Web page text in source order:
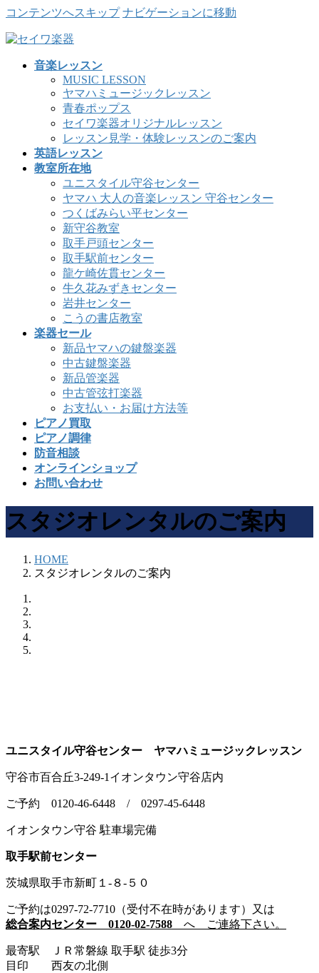
コンテンツへスキップ ナビゲーションに移動
音楽レッスン
MUSIC LESSON
ヤマハミュージックレッスン
青春ポップス
セイワ楽器オリジナルレッスン
レッスン見学・体験レッスンのご案内
英語レッスン
教室所在地
ユニスタイル守谷センター
ヤマハ 大人の音楽レッスン 守谷センター
つくばみらい平センター
新守谷教室
取手戸頭センター
取手駅前センター
龍ケ崎佐貫センター
牛久花みずきセンター
岩井センター
こうの書店教室
楽器セール
新品ヤマハの鍵盤楽器
中古鍵盤楽器
新品管楽器
中古管弦打楽器
お支払い・お届け方法等
ピアノ買取
ピアノ調律
防音相談
オンラインショップ
お問い合わせ
スタジオレンタルのご案内
HOME
スタジオレンタルのご案内
ユニスタイル守谷センター ヤマハミュージックレッスン
守谷市百合丘3-249-1イオンタウン守谷店内
ご予約 0120-46-6448 / 0297-45-6448
イオンタウン守谷 駐車場完備
取手駅前センター
茨城県取手市新町１-８-５０
ご予約は0297-72-7710（受付不在時があります）又は
総合案内センター 0120-02-7588 へ ご連絡下さい。
最寄駅 ＪＲ常磐線 取手駅 徒歩3分
目印 西友の北側